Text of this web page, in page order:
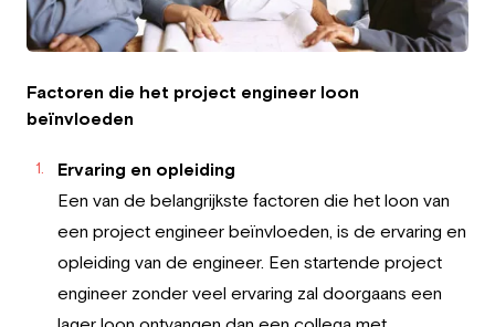
FR
Factoren die het project engineer loon
beïnvloeden
Ervaring en opleiding
Een van de belangrijkste factoren die het loon van
een project engineer beïnvloeden, is de ervaring en
opleiding van de engineer. Een startende project
engineer zonder veel ervaring zal doorgaans een